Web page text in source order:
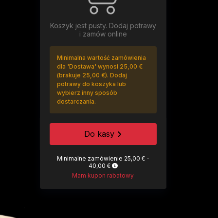
Koszyk jest pusty. Dodaj potrawy
i zamów online
Minimalna wartość zamówienia
dla 'Dostawa' wynosi 25,00 €
(brakuje 25,00 €). Dodaj
potrawy do koszyka lub
wybierz inny sposób
dostarczania.
Do kasy
Minimalne zamówienie 25,00 € -
40,00 €
Mam kupon rabatowy